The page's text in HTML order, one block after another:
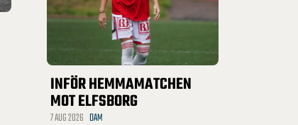
INFÖR HEMMAMATCHEN
MOT ELFSBORG
7 AUG 2026 DAM